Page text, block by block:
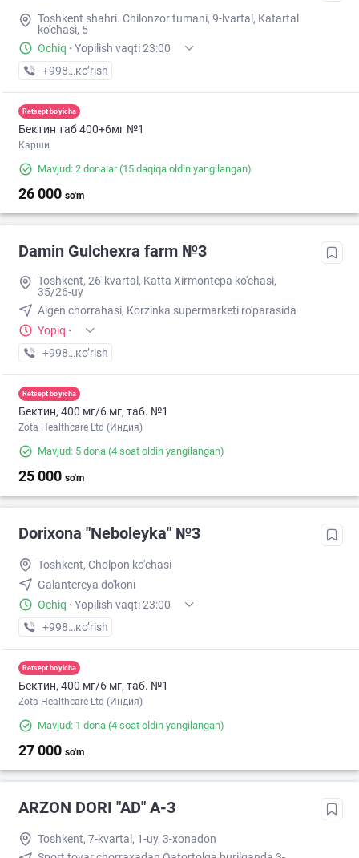
Toshkent shahri. Chilonzor tumani, 9-lvartal, Katartal
ko'chasi, 5
Ochiq · Yopilish vaqti 23:00
+998 (99) XXX-XX-XX
кo’rish
Retsept bo'yicha
Бектин таб 400+6мг №1
Карши
Mavjud: 2 donalar(15 daqiqa oldin yangilangan)
26 000 so'm
Damin Gulchexra farm №3
Toshkent, 26-kvartal, Katta Xirmontepa ko'chasi,
35/26-uy
Aigen chorrahasi, Korzinka supermarketi ro'parasida
Yopiq ·
+998 (97) XXX-XX-XX
кo’rish
Retsept bo'yicha
Бектин, 400 мг/6 мг, таб. №1
Zota Healthcare Ltd (Индия)
Mavjud: 5 dona (4 soat oldin yangilangan)
25 000 so'm
Dorixona "Neboleyka" №3
Toshkent, Cholpon ko'chasi
Galantereya do'koni
Ochiq · Yopilish vaqti 23:00
+998 (71) XXX-XX-XX
кo’rish
Retsept bo'yicha
Бектин, 400 мг/6 мг, таб. №1
Zota Healthcare Ltd (Индия)
Mavjud: 1 dona (4 soat oldin yangilangan)
27 000 so'm
ARZON DORI "AD" A-3
Toshkent, 7-kvartal, 1-uy, 3-xonadon